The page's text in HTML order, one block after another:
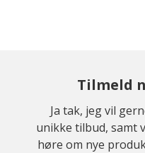
Tilmeld
Ja tak, jeg vil
unikke tilbud, samt
høre om nye